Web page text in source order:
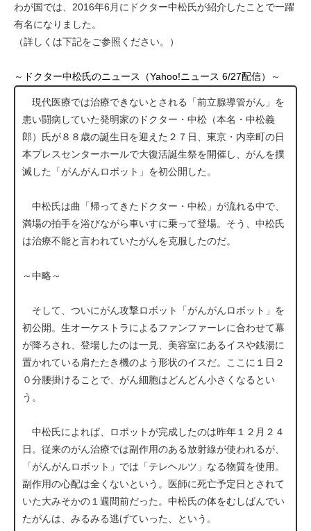
わが国では、2016年6月にドクター中松氏が紹介したことで一躍
有名になりました。
（詳しくは下記をご参照ください。）
～ ドクター中松氏のニュース（Yahoo!ニュース 6/27配信） ～
現代医療では治療できないとされる「前立腺導管がん」を
患い闘病していた発明家のドクター・中松（本名・中松義
郎）氏が８８歳の誕生日を迎えた２７日、東京・内幸町の日
本プレスセンターホールで大復活誕生祭を開催し、がんを撲
滅した「がんがんロボット」を初公開した。
中松氏は曲「帰ってきたドクター・中松」が流れる中で、
満場の拍手を浴びながら車いすに乗って登場。そう、中松氏
は治療不能と言われていたがんを克服したのだ。
～中略～
そして、ついにがん攻撃ロボット「がんがんロボット」を
初公開。生オーケストラによるファンファーレに合わせて幕
が降ろされ、登場したのは一見、美容室にあるイスや銭湯に
置かれている肩たたき機のよう形状のイスだ。ここに１日２
０分腰掛けることで、がん細胞はどんどん小さくなるとい
う。
中松氏によれば、ロボットが完成したのは昨年１２月２４
日。従来のがん治療では副作用のある放射線が使われるが、
「がんがんロボット」では「テレヘルツ」なる物質を使用。
副作用の心配は全くないという。医師に死亡予定日とされて
いた大みそかの１週間前だった。中松氏の体をむしばんでい
たがんは、みるみる逃げていった、という。